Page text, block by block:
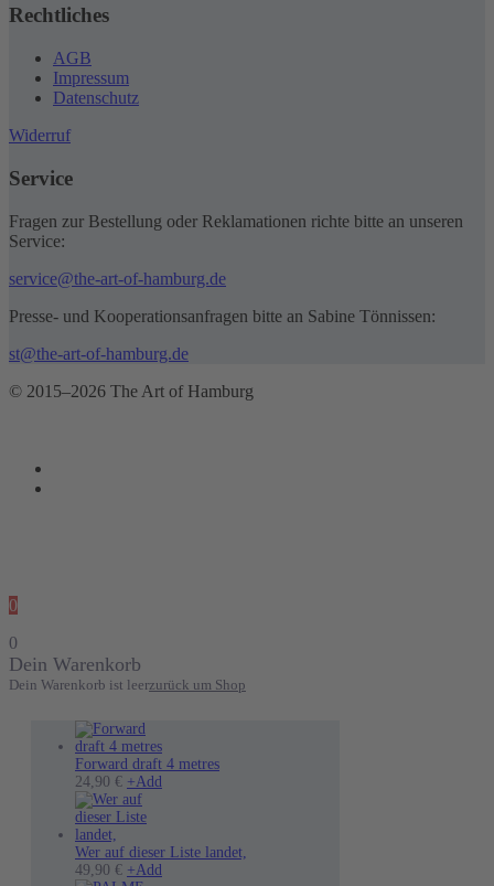
Rechtliches
AGB
Impressum
Datenschutz
Widerruf
Service
Fragen zur Bestellung oder Reklamationen richte bitte an unseren
Service:
service@the-art-of-hamburg.de
Presse- und Kooperationsanfragen bitte an Sabine Tönnissen:
st@the-art-of-hamburg.de
© 2015–2026 The Art of Hamburg
0
0
Dein Warenkorb
Dein Warenkorb ist leerzurück um Shop
Forward draft 4 metres
24,90 € +Add
Varianten
Wer auf dieser Liste landet,
49,90 € +Add